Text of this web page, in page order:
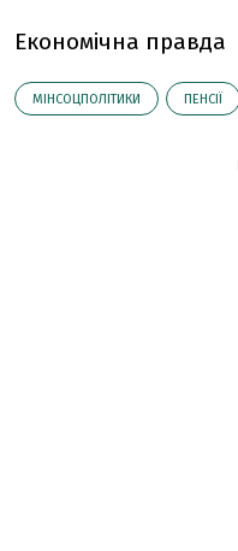
Економічна правда
МІНСОЦПОЛІТИКИ ПЕНСІЇ